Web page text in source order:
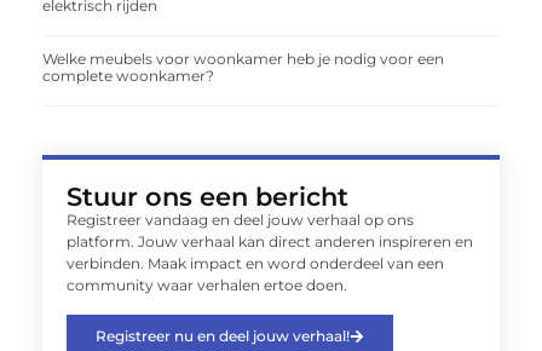
elektrisch rijden
Welke meubels voor woonkamer heb je nodig voor een
complete woonkamer?
Stuur ons een bericht
Registreer vandaag en deel jouw verhaal op ons
platform. Jouw verhaal kan direct anderen inspireren en
verbinden. Maak impact en word onderdeel van een
community waar verhalen ertoe doen.
Registreer nu en deel jouw verhaal!